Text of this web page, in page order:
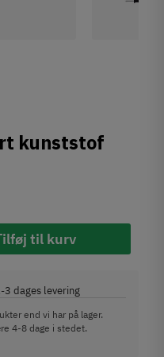
kunststof
til kurv
3 dages levering
end vi har på lager.
4-8 dage i stedet.